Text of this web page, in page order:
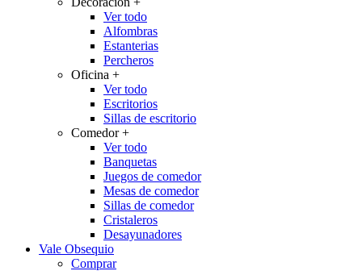
Ver todo
Alfombras
Estanterias
Percheros
Oficina +
Ver todo
Escritorios
Sillas de escritorio
Comedor+
Ver todo
Banquetas
Juegos de comedor
Mesas de comedor
Sillas de comedor
Cristaleros
Desayunadores
Vale Obsequio
Comprar